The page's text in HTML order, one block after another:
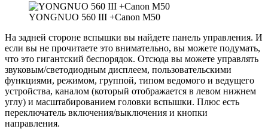
YONGNUO 560 III +Canon M50
На задней стороне вспышки вы найдете панель управления. И
если вы не прочитаете это внимательно, вы можете подумать,
что это гигантский беспорядок. Отсюда вы можете управлять
звуковым/светодиодным дисплеем, пользовательскими
функциями, режимом, группой, типом ведомого и ведущего
устройства, каналом (который отображается в левом нижнем
углу) и масштабированием головки вспышки. Плюс есть
переключатель включения/выключения и кнопки
направления.